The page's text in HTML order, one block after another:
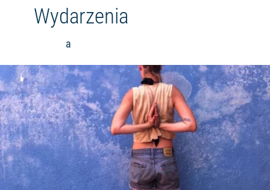
Wydarzenia
a